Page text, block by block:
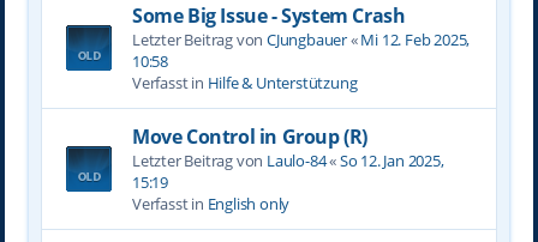
Some Big Issue - System Crash
Letzter Beitrag von CJungbauer«Mi 12. Feb 2025,
10:58
Verfasst in Hilfe & Unterstützung
Move Control in Group (R)
Letzter Beitrag von Laulo-84«So 12. Jan 2025,
15:19
Verfasst in English only